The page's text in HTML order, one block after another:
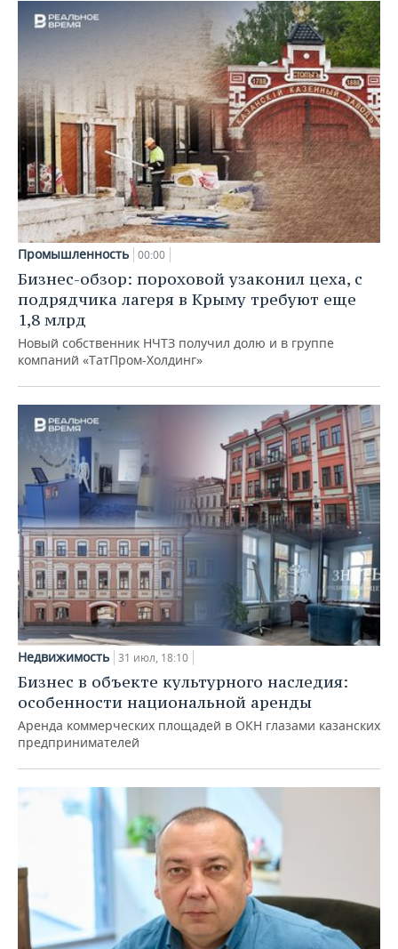
Промышленность 00:00
Бизнес-обзор: пороховой узаконил цеха, с
подрядчика лагеря в Крыму требуют еще
1,8 млрд
Новый собственник НЧТЗ получил долю и в группе
компаний «ТатПром-Холдинг»
Недвижимость 31 июл, 18:10
Бизнес в объекте культурного наследия:
особенности национальной аренды
Аренда коммерческих площадей в ОКН глазами казанских
предпринимателей